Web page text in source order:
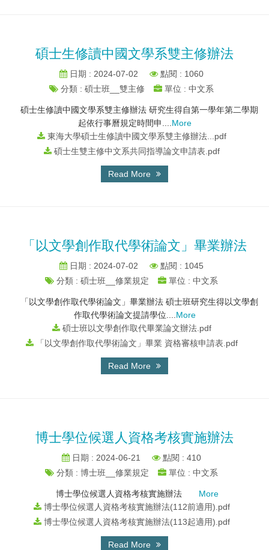
碩士生修讀中國文學系雙主修辦法
日期 : 2024-07-02
點閱 : 1060
分類 : 碩士班__雙主修
單位 : 中文系
碩士生修讀中國文學系雙主修辦法 研究生得自第一學年第二學期
起依行事曆規定時間申.... More
東海大學碩士生修讀中國文學系雙主修辦法...pdf
碩士生雙主修中文系共同指導論文申請表.pdf
Read More
「以文學創作取代學術論文」畢業辦法
日期 : 2024-07-02
點閱 : 1045
分類 : 碩士班__修業規定
單位 : 中文系
「以文學創作取代學術論文」畢業辦法 碩士班研究生得以文學創
作取代學術論文提請學位.... More
碩士班以文學創作取代畢業論文辦法.pdf
「以文學創作取代學術論文」畢業 資格審核申請表.pdf
Read More
博士學位候選人資格考核實施辦法
日期 : 2024-06-21
點閱 : 410
分類 : 博士班__修業規定
單位 : 中文系
博士學位候選人資格考核實施辦法 More
博士學位候選人資格考核實施辦法(112前適用).pdf
博士學位候選人資格考核實施辦法(113起適用).pdf
Read More